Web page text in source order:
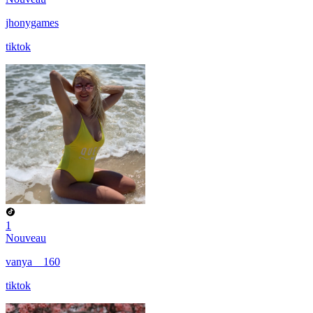
jhonygames
tiktok
1
Nouveau
vanya__160
tiktok